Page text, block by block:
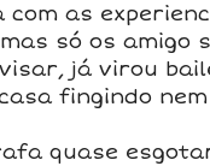
as
só os amigo
já virou
fingindo
quase